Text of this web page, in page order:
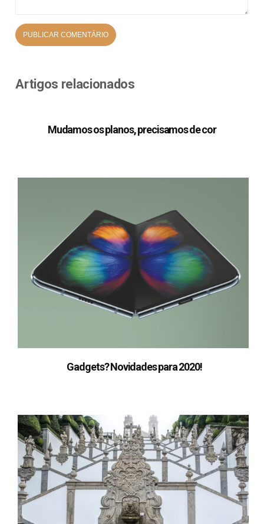
Artigos relacionados
Mudamos os planos, precisamos de cor
Gadgets? Novidades para 2020!